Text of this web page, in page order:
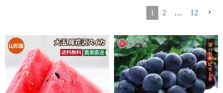
1 2 … 12